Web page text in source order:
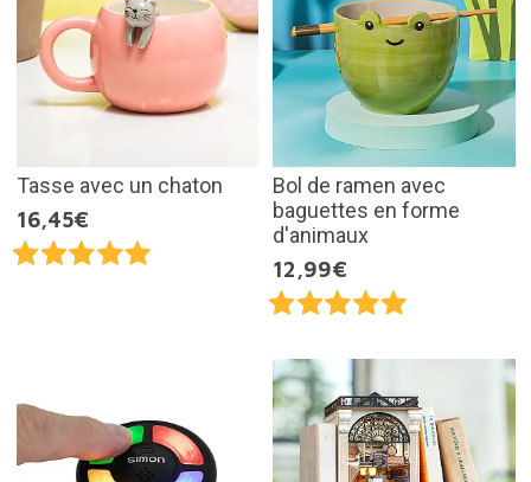
Tasse avec un chaton
16,45€
Bol de ramen avec
baguettes en forme
d'animaux
12,99€